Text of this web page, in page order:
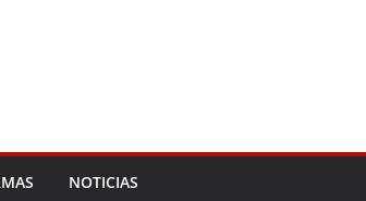
NOTICIAS